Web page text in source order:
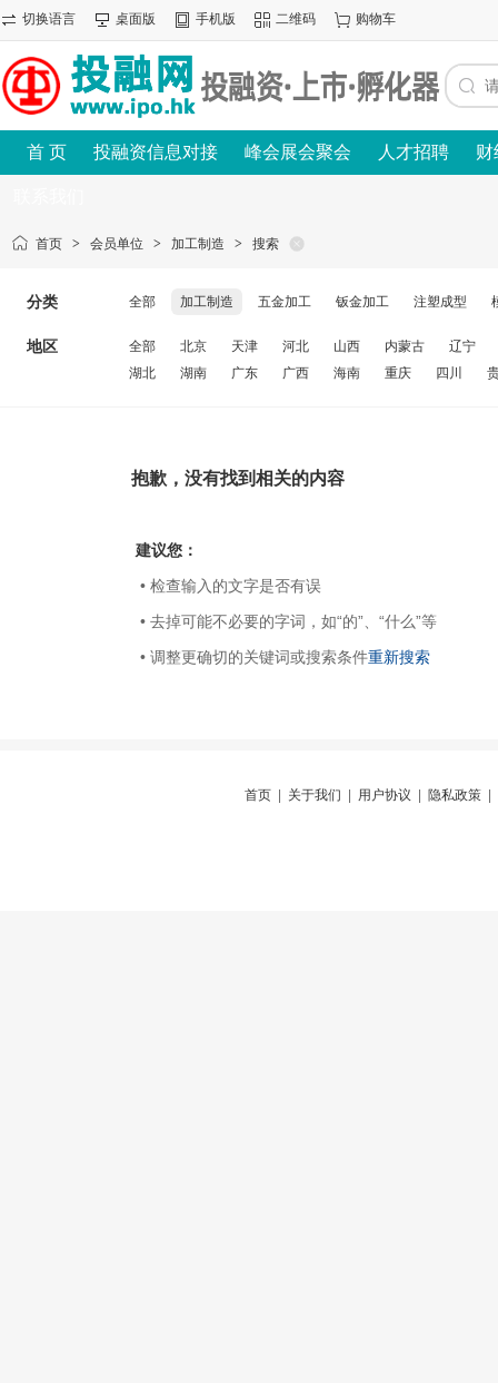
切换语言 桌面版 手机版 二维码 购物车
首 页 投融资信息对接 峰会展会聚会 人才招聘 财
首页 > 会员单位 > 加工制造 > 搜索
分类 全部 加工制造 五金加工 钣金加工 注塑成型
地区 全部 北京 天津 河北 山西 内蒙古
辽宁
湖北
湖南 广东 广西 海南 重庆 四川
抱歉，没有找到相关的内容
建议您：
• 检查输入的文字是否有误
• 去掉可能不必要的字词，如“的”、“什么”等
• 调整更确切的关键词或搜索条件重新搜索
首页 关于我们 用户协议 隐私政策